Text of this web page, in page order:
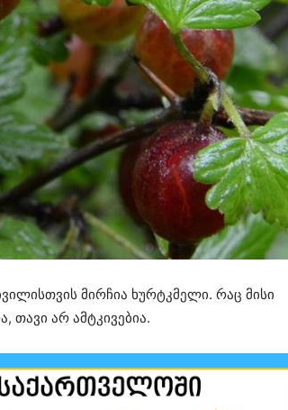
მირჩია ხურტკმელი. რაც მისი
თავი არ ამტკივებია.